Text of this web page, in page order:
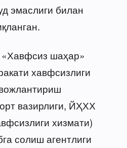
эмаслиги билан
шаҳар»
хавфсизлиги
вазирлиги, ЙҲХХ
хизмати)
солиш агентлиги